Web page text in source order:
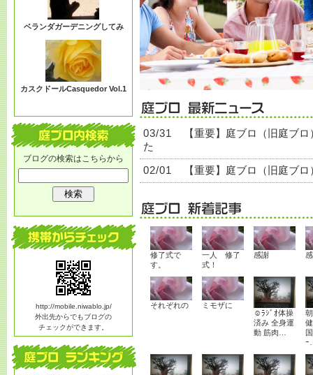
ブログの検索はこちらから
http://mobile.niwablo.jp/
外出先からでもブログの
チェックができます。
ベランダガーデニングしてみ
カスクドールCasquedor Vol.1
03/31
【重要】庭ブロ（旧庭ブ
た
02/01 【重要】庭ブロ（旧庭ブ
修了式で
す。
一人 修了
式！
感謝
それぞれの
ミモザに
☺ﾗｼﾞｵ体操
済み 全身運
動 筋肉…
ｰ